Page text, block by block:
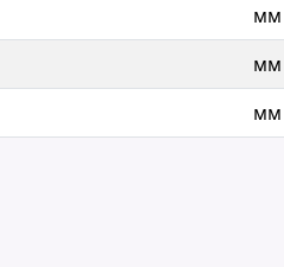
мм
мм
мм